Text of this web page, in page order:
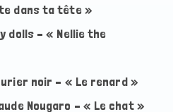
dans ta tête »
dolls – « Nellie the
noir – « Le renard »
Nougaro – « Le chat »